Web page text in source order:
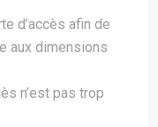
d’accès afin de
aux dimensions
n’est pas trop